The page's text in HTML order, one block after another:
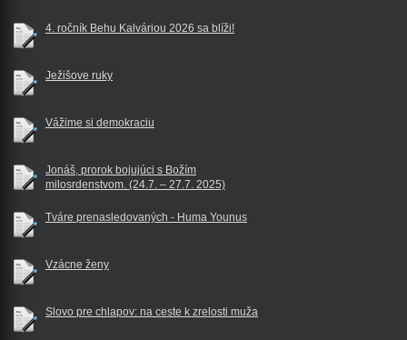
4. ročník Behu Kalváriou 2026 sa blíži!
Ježišove ruky
Vážime si demokraciu
Jonáš, prorok bojujúci s Božím
milosrdenstvom. (24.7. – 27.7. 2025)
Tváre prenasledovaných - Huma Younus
Vzácne ženy
Slovo pre chlapov: na ceste k zrelosti muža